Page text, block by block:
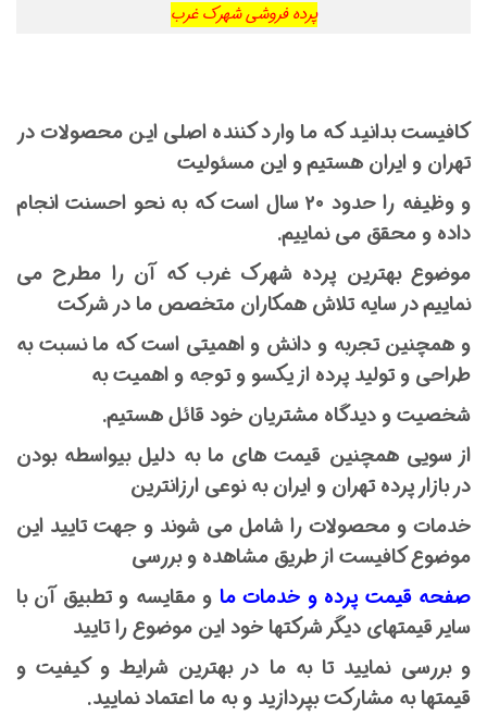
پرده فروشی شهرک غرب
کافیست بدانید که ما وارد کننده اصلی این محصولات در
تهران و ایران هستیم و این مسئولیت
و وظیفه را حدود ۲۰ سال است که به نحو احسنت انجام
داده و محقق می نماییم.
موضوع بهترین پرده شهرک غرب که آن را مطرح می
نماییم در سایه تلاش همکاران متخصص ما در شرکت
و همچنین تجربه و دانش و اهمیتی است که ما نسبت به
طراحی و تولید پرده از یکسو و توجه و اهمیت به
شخصیت و دیدگاه مشتریان خود قائل هستیم.
از سویی همچنین قیمت های ما به دلیل بیواسطه بودن
در بازار پرده تهران و ایران به نوعی ارزانترین
خدمات و محصولات را شامل می شوند و جهت تایید این
موضوع کافیست از طریق مشاهده و بررسی
صفحه قیمت پرده و خدمات ما و مقایسه و تطبیق آن با
سایر قیمتهای دیگر شرکتها خود این موضوع را تایید
و بررسی نمایید تا به ما در بهترین شرایط و کیفیت و
قیمتها به مشارکت بپردازید و به ما اعتماد نمایید.